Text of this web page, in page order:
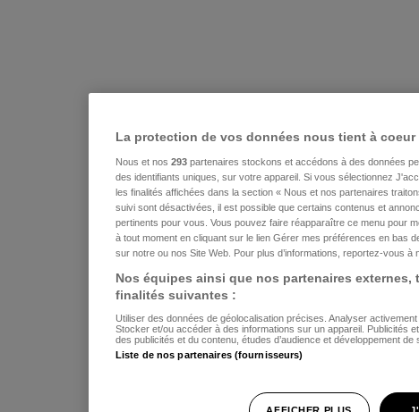
La protection de vos données nous tient à coeur
Nous et nos 293 partenaires stockons et accédons à des données
des identifiants uniques, sur votre appareil. Si vous sélectionnez
les finalités affichées dans la section « Nous et nos partenaires
suivi sont désactivées, il est possible que certains contenus et
pertinents pour vous. Vous pouvez faire réapparaître ce menu pour
à tout moment en cliquant sur le lien Gérer mes préférences en bas
sur notre ou nos Site Web. Pour plus d’informations, reportez-vous à
Nos équipes ainsi que nos partenaires
finalités suivantes :
Utiliser des données de géolocalisation précises. Analyser activement
Stocker et/ou accéder à des informations sur un appareil. Publicités
des publicités et du contenu, études d’audience et développement de
Liste de nos partenaires (fournisseurs)